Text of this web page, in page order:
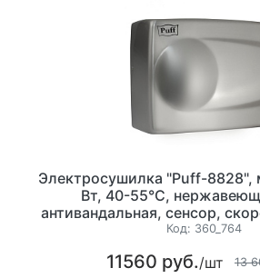
Электросушилка "Puff-8828",
Вт, 40-55°С,
антивандальная, сенсор,
м/с, время сушки рук: 10-15
Код: 360_764
11560 руб./шт 13